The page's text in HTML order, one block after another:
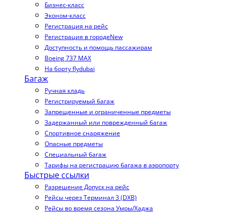
Бизнес-класс
Эконом-класс
Регистрация на рейс
Регистрация в городеNew
Доступность и помощь пассажирам
Boeing 737 MAX
На борту flydubai
Багаж
Ручная кладь
Регистрируемый багаж
Запрещенные и ограниченные предметы
Задержанный или поврежденный багаж
Спортивное снаряжение
Опасные предметы
Специальный багаж
Тарифы на регистрацию багажа в аэропорту
Быстрые ссылки
Разрешение Допуск на рейс
Рейсы через Терминал 3 (DXB)
Рейсы во время сезона Умры/Хаджа